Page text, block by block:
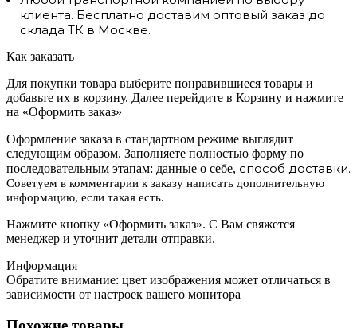
клиента. Бесплатно доставим оптовый заказ до
склада ТК в Москве.
Как заказать
Для покупки товара выберите понравившиеся товары и
добавьте их в корзину. Далее перейдите в Корзину и нажмите
на «Оформить заказ»
Оформление заказа в стандартном режиме выглядит
следующим образом. Заполняете полностью форму по
последовательным этапам: данные о себе, способ доставки.
Советуем в комментарии к заказу написать дополнительную
информацию, если такая есть.
Нажмите кнопку «Оформить заказ». С Вам свяжется
менеджер и уточнит детали отправки.
Информация
Обратите внимание: цвет изображения может отличаться в
зависимости от настроек вашего монитора